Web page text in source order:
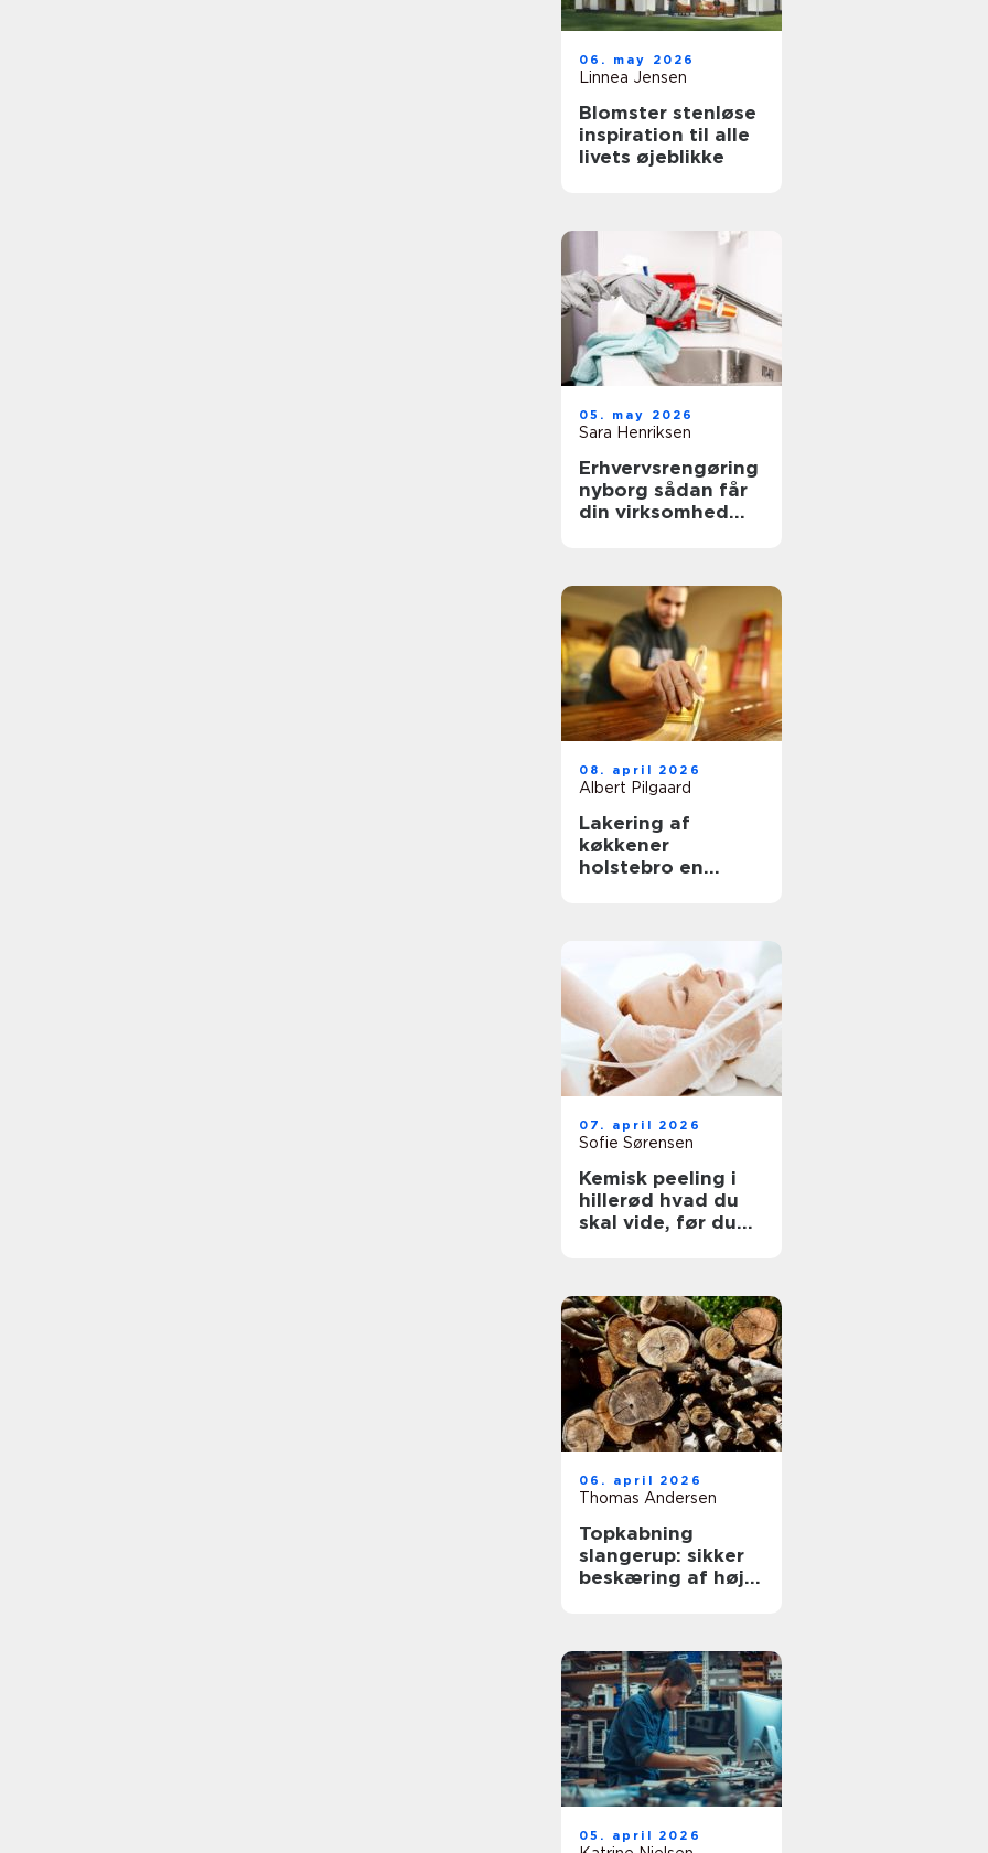
06. may 2026
Linnea Jensen
Blomster stenløse
inspiration til alle
livets øjeblikke
05. may 2026
Sara Henriksen
Erhvervsrengøring
nyborg sådan får
din virksomhed
08. april 2026
Albert Pilgaard
Lakering af
køkkener
holstebro en
07. april 2026
Sofie Sørensen
Kemisk peeling i
hillerød hvad du
skal vide, før du
06. april 2026
Thomas Andersen
Topkabning
slangerup: sikker
beskæring af høje
05. april 2026